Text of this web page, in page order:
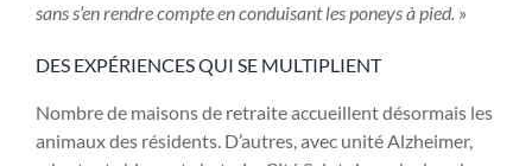
sans s’en rendre compte en conduisant les poneys à pied. »
DES EXPÉRIENCES QUI SE MULTIPLIENT
Nombre de maisons de retraite accueillent désormais les
animaux des résidents. D’autres, avec unité Alzheimer,